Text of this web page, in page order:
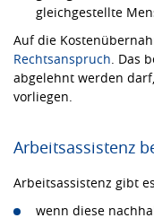
gleichgestellte
Auf die
Rechtsanspruch . Das
abgelehnt werden
vorliegen.
Arbeitsassistenz
Arbeitsassistenz gibt
wenn diese